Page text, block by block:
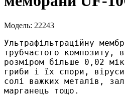
Модель: 22243
Ультрафільтраційну
трубчастого композиту,
розміром більше 0,02
гриби і їх спори,
солі важких металів,
марганець тощо.